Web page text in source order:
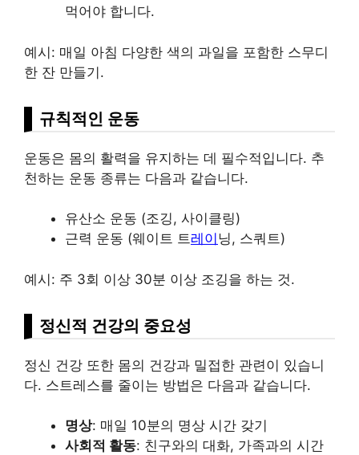
먹어야 합니다.
예시: 매일 아침 다양한 색의 과일을 포함한 스무디
한 잔 만들기.
규칙적인 운동
운동은 몸의 활력을 유지하는 데 필수적입니다. 추
천하는 운동 종류는 다음과 같습니다.
유산소 운동 (조깅, 사이클링)
근력 운동 (웨이트 트레이 닝, 스쿼트)
예시: 주 3회 이상 30분 이상 조깅을 하는 것.
정신적 건강의 중요성
정신 건강 또한 몸의 건강과 밀접한 관련이 있습니
다. 스트레스를 줄이는 방법은 다음과 같습니다.
명상: 매일 10분의 명상 시간 갖기
사회적 활동: 친구와의 대화, 가족과의 시간